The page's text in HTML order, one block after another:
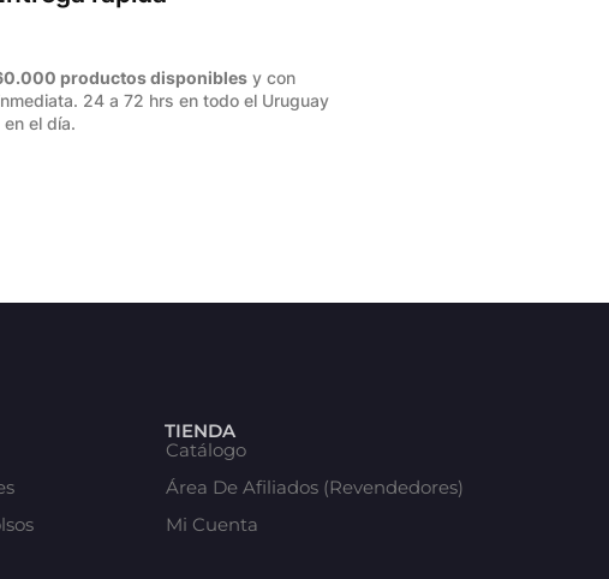
productos disponiblesy con
24 a 72 hrs en todo el Uruguay
el día.
TIENDA
Catálogo
Área De Afiliados (Revendedores)
Mi Cuenta